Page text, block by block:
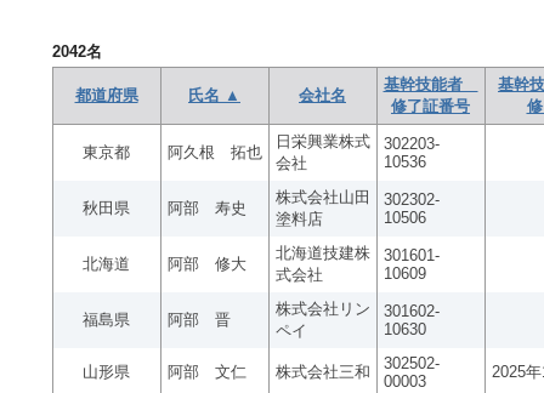
2042名
都道府県 氏名 ▲ 会社名
基幹技能者
修了証番号
基幹
東京都 阿久根 拓也
日栄興業株式
会社
302203-
10536
秋田県 阿部 寿史
株式会社山田
塗料店
302302-
10506
北海道 阿部 修大
北海道技建株
式会社
301601-
10609
福島県 阿部 晋
株式会社リン
ペイ
301602-
10630
山形県 阿部 文仁 株式会社三和
302502-
00003
2025